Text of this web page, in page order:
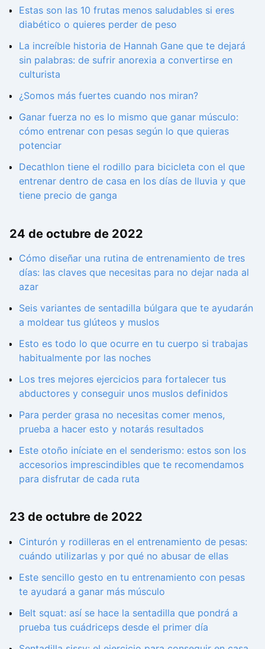
Estas son las 10 frutas menos saludables si eres
diabético o quieres perder de peso
La increíble historia de Hannah Gane que te dejará
sin palabras: de sufrir anorexia a convertirse en
culturista
¿Somos más fuertes cuando nos miran?
Ganar fuerza no es lo mismo que ganar músculo:
cómo entrenar con pesas según lo que quieras
potenciar
Decathlon tiene el rodillo para bicicleta con el que
entrenar dentro de casa en los días de lluvia y que
tiene precio de ganga
24 de octubre de 2022
Cómo diseñar una rutina de entrenamiento de tres
días: las claves que necesitas para no dejar nada al
azar
Seis variantes de sentadilla búlgara que te ayudarán
a moldear tus glúteos y muslos
Esto es todo lo que ocurre en tu cuerpo si trabajas
habitualmente por las noches
Los tres mejores ejercicios para fortalecer tus
abductores y conseguir unos muslos definidos
Para perder grasa no necesitas comer menos,
prueba a hacer esto y notarás resultados
Este otoño iníciate en el senderismo: estos son los
accesorios imprescindibles que te recomendamos
para disfrutar de cada ruta
23 de octubre de 2022
Cinturón y rodilleras en el entrenamiento de pesas:
cuándo utilizarlas y por qué no abusar de ellas
Este sencillo gesto en tu entrenamiento con pesas
te ayudará a ganar más músculo
Belt squat: así se hace la sentadilla que pondrá a
prueba tus cuádriceps desde el primer día